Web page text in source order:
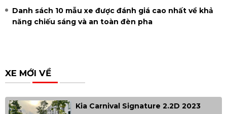
Danh sách 10 mẫu xe được đánh giá cao nhất về khả
năng chiếu sáng và an toàn đèn pha
XE MỚI VỀ
Kia Carnival Signature 2.2D 2023